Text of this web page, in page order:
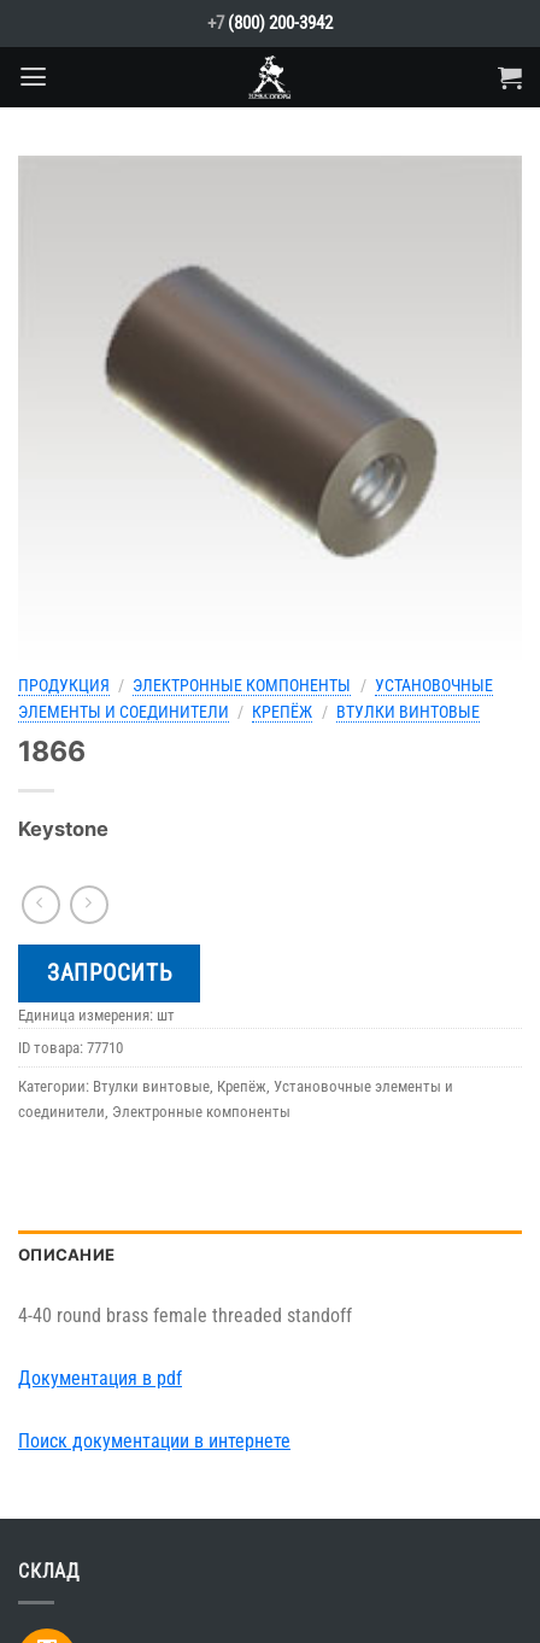
to
content
+7 (800) 200-3942
ПРОДУКЦИЯ / ЭЛЕКТРОННЫЕ КОМПОНЕНТЫ / УСТАНОВОЧНЫЕ
ЭЛЕМЕНТЫ И СОЕДИНИТЕЛИ / КРЕПЁЖ / ВТУЛКИ ВИНТОВЫЕ
1866
Keystone
ЗАПРОСИТЬ
Единица измерения: шт
ID товара: 77710
Категории: Втулки винтовые, Крепёж, Установочные элементы и
соединители, Электронные компоненты
ОПИСАНИЕ
4-40 round brass female threaded standoff
Документация в pdf
Поиск документации в интернете
СКЛАД